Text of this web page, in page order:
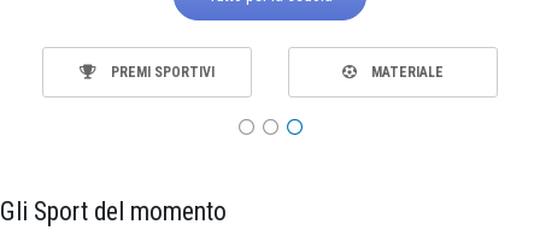
PREMI SPORTIVI MATERIALE
Gli Sport del momento